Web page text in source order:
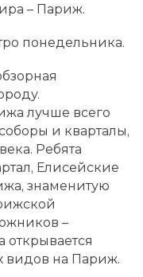
– Париж.
понедельника.
лучше всего
и кварталы,
Ребята
Елисейские
знаменитую
–
открывается
видов на Париж.